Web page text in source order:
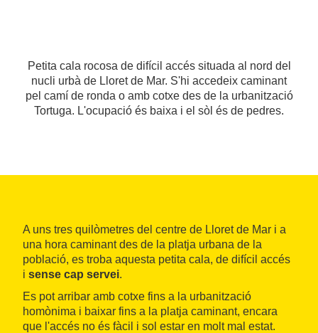
Petita cala rocosa de difícil accés situada al nord del
nucli urbà de Lloret de Mar. S'hi accedeix caminant
pel camí de ronda o amb cotxe des de la urbanització
Tortuga. L'ocupació és baixa i el sòl és de pedres.
A uns tres quilòmetres del centre de Lloret de Mar i a
una hora caminant des de la platja urbana de la
població, es troba aquesta petita cala, de difícil accés
i sense cap servei.
Es pot arribar amb cotxe fins a la urbanització
homònima i baixar fins a la platja caminant, encara
que l'accés no és fàcil i sol estar en molt mal estat.